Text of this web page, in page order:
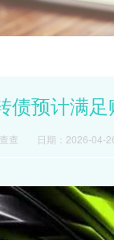
预计满
查 日期：2026-04-